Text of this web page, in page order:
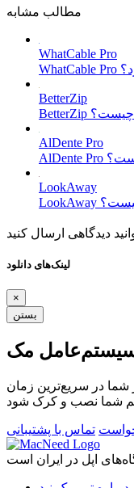
مطالب مشابه
WhatCable Pro
BetterZip
AlDente Pro
LookAway
لینک‌های دانلود
×
بستن
مک
شما در سریع‌ترین زمان
تماس با پشتیبانی